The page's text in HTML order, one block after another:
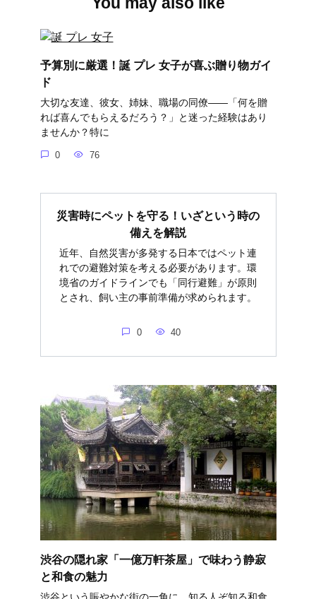
予算別に厳選！誕 プレ 女子が喜ぶ贈り物ガイ
ド
大切な友達、彼女、姉妹、職場の同僚――「何を贈
れば喜んでもらえるだろう？」と迷った経験はあり
ませんか？特に
0 76
災害時にペットを守る！いざという時の
備えを解説
近年、自然災害が多発する日本ではペット連
れでの避難対策を考える必要があります。環
境省のガイドラインでも「同行避難」が原則
とされ、飼い主の事前準備が求められます。
0 40
渋谷の隠れ家「一億万軒茶屋」で味わう静寂
と和食の魅力